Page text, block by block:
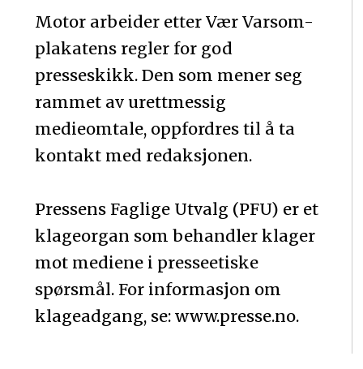
Motor arbeider etter Vær Varsom-
plakatens regler for god
presseskikk. Den som mener seg
rammet av urettmessig
medieomtale, oppfordres til å ta
kontakt med redaksjonen.
Pressens Faglige Utvalg (PFU) er et
klageorgan som behandler klager
mot mediene i presseetiske
spørsmål. For informasjon om
klageadgang, se: www.presse.no.